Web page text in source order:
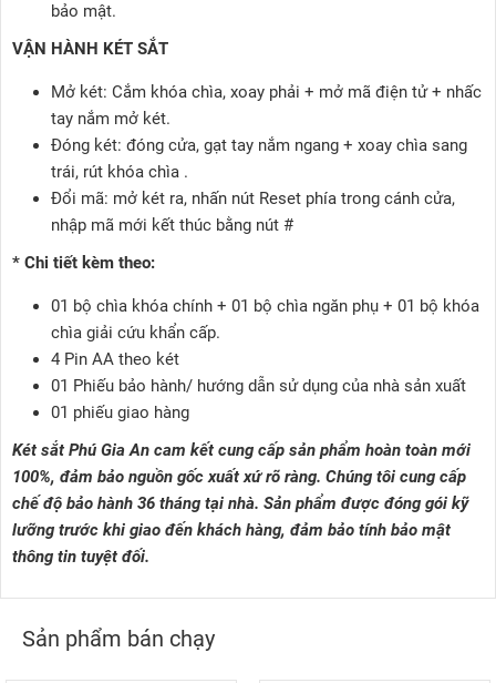
bảo mật.
VẬN HÀNH KÉT SẮT
Mở két: Cắm khóa chìa, xoay phải + mở mã điện tử + nhấc
tay nắm mở két.
Đóng két: đóng cửa, gạt tay nắm ngang + xoay chìa sang
trái, rút khóa chìa .
Đổi mã: mở két ra, nhấn nút Reset phía trong cánh cửa,
nhập mã mới kết thúc bằng nút #
* Chi tiết kèm theo:
01 bộ chìa khóa chính + 01 bộ chìa ngăn phụ + 01 bộ khóa
chìa giải cứu khẩn cấp.
4 Pin AA theo két
01 Phiếu bảo hành/ hướng dẫn sử dụng của nhà sản xuất
01 phiếu giao hàng
Két sắt Phú Gia An cam kết cung cấp sản phẩm hoàn toàn mới
100%, đảm bảo nguồn gốc xuất xứ rõ ràng. Chúng tôi cung cấp
chế độ bảo hành 36 tháng tại nhà. Sản phẩm được đóng gói kỹ
lưỡng trước khi giao đến khách hàng, đảm bảo tính bảo mật
thông tin tuyệt đối.
Sản phẩm bán chạy